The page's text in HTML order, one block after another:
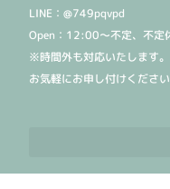
LINE：@749pqvpd
Open：12:00〜不定、不定
※時間外も対応いたします。
お気軽にお申し付けください